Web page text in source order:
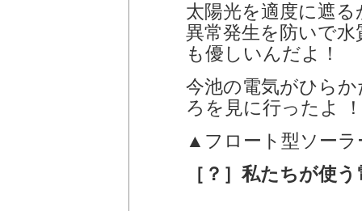
太陽光を適度に遮
異常発生を防いで
も優しいんだよ！
今池の電気がひら
ろを見に行ったよ ！
▲フロート型ソーラ
［？］私たちが使